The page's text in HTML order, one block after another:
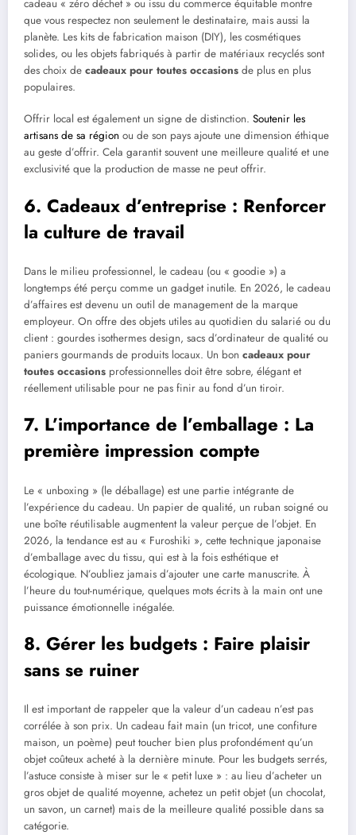
cadeau « zéro déchet » ou issu du commerce équitable montre
que vous respectez non seulement le destinataire, mais aussi la
planète. Les kits de fabrication maison (DIY), les cosmétiques
solides, ou les objets fabriqués à partir de matériaux recyclés sont
des choix de cadeaux pour toutes occasions de plus en plus
populaires.
Offrir local est également un signe de distinction. Soutenir les
artisans de sa région ou de son pays ajoute une dimension éthique
au geste d’offrir. Cela garantit souvent une meilleure qualité et une
exclusivité que la production de masse ne peut offrir.
6. Cadeaux d’entreprise : Renforcer
la culture de travail
Dans le milieu professionnel, le cadeau (ou « goodie ») a
longtemps été perçu comme un gadget inutile. En 2026, le cadeau
d’affaires est devenu un outil de management de la marque
employeur. On offre des objets utiles au quotidien du salarié ou du
client : gourdes isothermes design, sacs d’ordinateur de qualité ou
paniers gourmands de produits locaux. Un bon cadeaux pour
toutes occasions professionnelles doit être sobre, élégant et
réellement utilisable pour ne pas finir au fond d’un tiroir.
7. L’importance de l’emballage : La
première impression compte
Le « unboxing » (le déballage) est une partie intégrante de
l’expérience du cadeau. Un papier de qualité, un ruban soigné ou
une boîte réutilisable augmentent la valeur perçue de l’objet. En
2026, la tendance est au « Furoshiki », cette technique japonaise
d’emballage avec du tissu, qui est à la fois esthétique et
écologique. N’oubliez jamais d’ajouter une carte manuscrite. À
l’heure du tout-numérique, quelques mots écrits à la main ont une
puissance émotionnelle inégalée.
8. Gérer les budgets : Faire plaisir
sans se ruiner
Il est important de rappeler que la valeur d’un cadeau n’est pas
corrélée à son prix. Un cadeau fait main (un tricot, une confiture
maison, un poème) peut toucher bien plus profondément qu’un
objet coûteux acheté à la dernière minute. Pour les budgets serrés,
l’astuce consiste à miser sur le « petit luxe » : au lieu d’acheter un
gros objet de qualité moyenne, achetez un petit objet (un chocolat,
un savon, un carnet) mais de la meilleure qualité possible dans sa
catégorie.